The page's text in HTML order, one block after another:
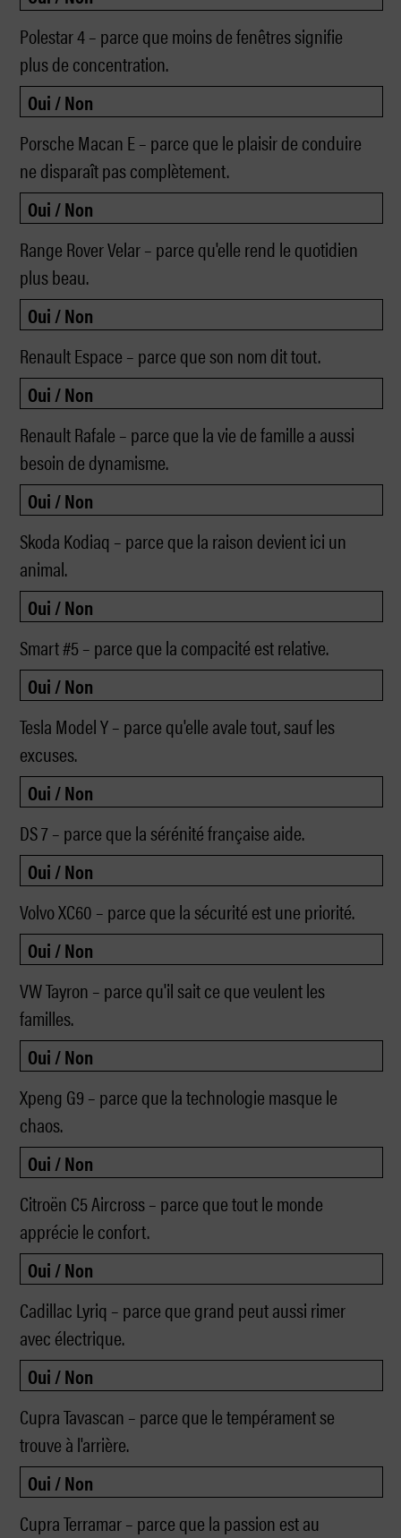
Polestar 4 – parce que moins de fenêtres signifie
plus de concentration.
Porsche Macan E – parce que le plaisir de conduire
ne disparaît pas complètement.
Range Rover Velar – parce qu'elle rend le quotidien
plus beau.
Renault Espace – parce que son nom dit tout.
Renault Rafale – parce que la vie de famille a aussi
besoin de dynamisme.
Skoda Kodiaq – parce que la raison devient ici un
animal.
Smart #5 – parce que la compacité est relative.
Tesla Model Y – parce qu'elle avale tout, sauf les
excuses.
DS 7 – parce que la sérénité française aide.
Volvo XC60 – parce que la sécurité est une priorité.
VW Tayron – parce qu'il sait ce que veulent les
familles.
Xpeng G9 – parce que la technologie masque le
chaos.
Citroën C5 Aircross – parce que tout le monde
apprécie le confort.
Cadillac Lyriq – parce que grand peut aussi rimer
avec électrique.
Cupra Tavascan – parce que le tempérament se
trouve à l'arrière.
Cupra Terramar – parce que la passion est au